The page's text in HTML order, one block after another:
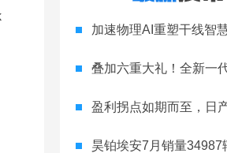
加速物理AI重塑干线智慧物流 智加科技战略
叠加六重大礼！全新一代天工08 670 Max上市限
盈利拐点如期而至，日产汽车26财年一季度财报释
昊铂埃安7月销量34987辆，同比增长31.74%，全新